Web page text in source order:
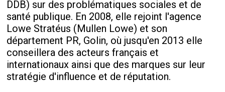
DDB) sur des problématiques sociales et de
santé publique. En 2008, elle rejoint l'agence
Lowe Stratéus (Mullen Lowe) et son
département PR, Golin, où jusqu'en 2013 elle
conseillera des acteurs français et
internationaux ainsi que des marques sur leur
stratégie d'influence et de réputation.